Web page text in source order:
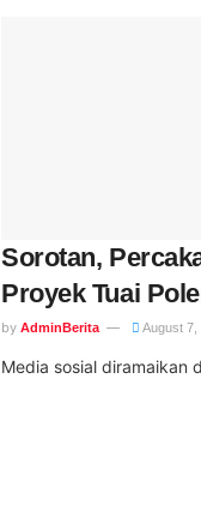
Sorotan,
Proyek Tuai
by AdminBerita August 7,
Media sosial diramaikan